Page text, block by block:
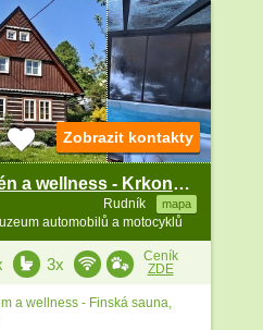
Roubenka bazén a wellness - Krkonošský národní park
Rudník mapa
automobilů a motocyklů
Zobrazit kontakty
3x
Ceník
ZDE
a wellness - Finská sauna,